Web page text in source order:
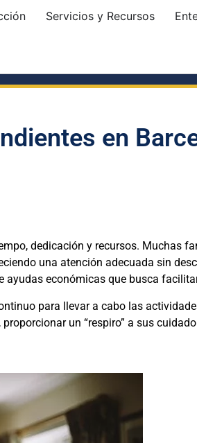
Servicios y Recursos
en
dedicación y recursos. Muchas
una atención adecuada sin
ayudas económicas que busca
para llevar a cabo las
un “respiro” a sus